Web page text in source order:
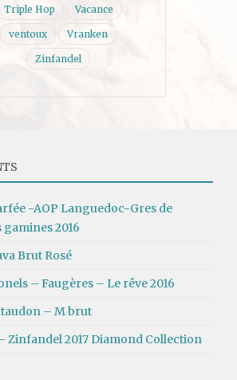
Triple Hop Vacance
ventoux Vranken
Zinfandel
-AOP Languedoc-Gres de
2016
Brut Rosé
– Faugères – Le rêve 2016
– M brut
Zinfandel 2017 Diamond Collection